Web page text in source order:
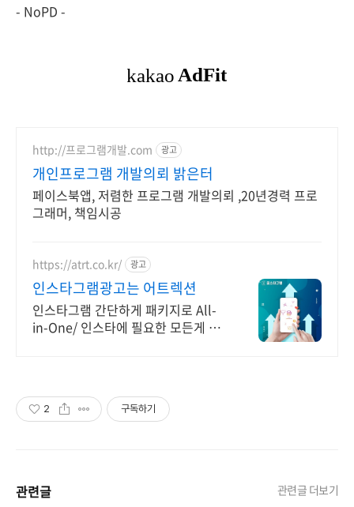
- NoPD -
http://프로그램개발.com 광고
개인프로그램 개발의뢰 밝은터
페이스북앱, 저렴한 프로그램 개발의뢰 ,20년경력 프로
그래머, 책임시공
https://atrt.co.kr/ 광고
인스타그램광고는 어트렉션
인스타그램 간단하게 패키지로 All-
in-One/ 인스타에 필요한 모든게 가
2 구독하기
관련글 관련글 더보기